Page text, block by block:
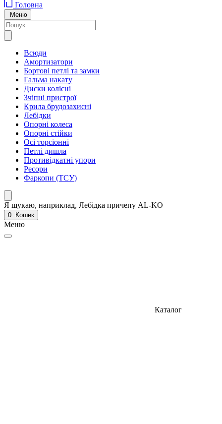
Головна
Меню
Всюди
Амортизатори
Бортові петлі та замки
Гальма накату
Диски колісні
Зчіпні пристрої
Крила брудозахисні
Лебідки
Опорні колеса
Опорні стійки
Осі торсіонні
Петлі дишла
Противідкатні упори
Ресори
Фаркопи (ТСУ)
Я шукаю, наприклад, Лебідка причепу AL-KO
0 Кошик
Меню
Каталог